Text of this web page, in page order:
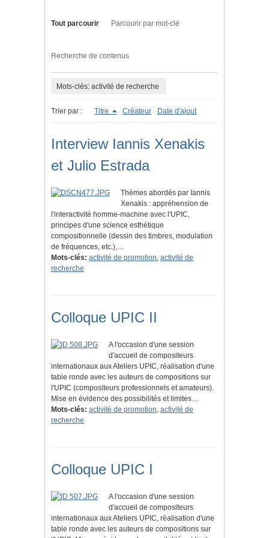
Tout parcourir Parcourir par mot-clé
Recherche de contenus
Mots-clés: activité de recherche
Trier par : Titre Créateur Date d'ajout
Interview Iannis Xenakis
et Julio Estrada
Thèmes abordés par Iannis
Xenakis : appréhension de
l'interactivité homme-machine avec l'UPIC,
principes d'une science esthétique
compositionnelle (dessin des timbres, modulation
de fréquences, etc.),…
Mots-clés: activité de promotion, activité de
recherche
Colloque UPIC II
A l'occasion d'une session
d'accueil de compositeurs
internationaux aux Ateliers UPIC, réalisation d'une
table ronde avec les auteurs de compositions sur
l'UPIC (compositeurs professionnels et amateurs).
Mise en évidence des possibilités et limites…
Mots-clés: activité de promotion, activité de
recherche
Colloque UPIC I
A l'occasion d'une session
d'accueil de compositeurs
internationaux aux Ateliers UPIC, réalisation d'une
table ronde avec les auteurs de compositions sur